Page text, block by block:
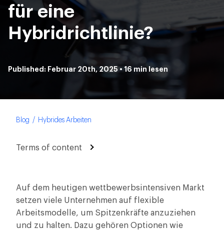
für eine
Hybridrichtlinie?
Published: Februar 20th, 2025 • 16 min lesen
Blog Hybrides Arbeiten
Terms of content
Auf dem heutigen wettbewerbsintensiven Markt
setzen viele Unternehmen auf flexible
Arbeitsmodelle, um Spitzenkräfte anzuziehen
und zu halten. Dazu gehören Optionen wie